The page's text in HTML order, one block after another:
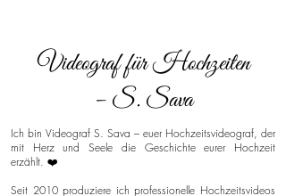
Videograf für Hochzeiten
– S. Sava
Ich bin Videograf S. Sava – euer Hochzeitsvideograf, der
mit Herz und Seele die Geschichte eurer Hochzeit
erzählt. ❤️
Seit 2010 produziere ich professionelle Hochzeitsvideos